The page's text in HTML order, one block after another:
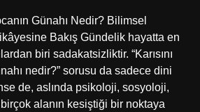
Günahı Nedir? Bilimsel
Bakış Gündelik hayatta en
biri sadakatsizliktir. “Karısını
nedir?” sorusu da sadece dini
de, aslında psikoloji, sosyoloji,
alanın kesiştiği bir noktaya